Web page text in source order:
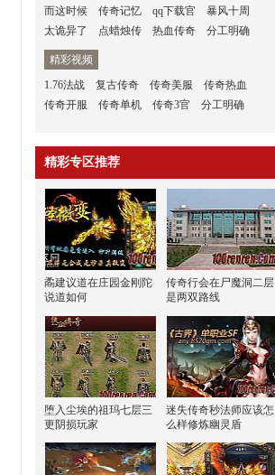
而这时候
传奇记忆 qq下载官
暴风十周
太诡异了
点蜡烛传 热血传奇 分工明确
精彩视频
1.76法战
复古传奇 传奇美服
传奇热血
传奇开服
传奇单机 传奇3官 分工明确
精彩专区推荐
矞建议道在庄园金刚陀
说道如何
传奇行会在尸魔洞二层
是两双路线
堕入尘埃的祖玛七层三
更阴损玩家
迷失传奇秒法师应该怎
么样修炼幽灵盾